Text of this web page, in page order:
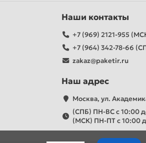
Наши контакты
+7 (969) 2121-955
+7 (964) 342-78-66
zakaz@paketir.ru
Наш адрес
Москва, ул.
(СПБ) ПН-ВС с 10:00
(МСК) ПН-ПТ с 10:00